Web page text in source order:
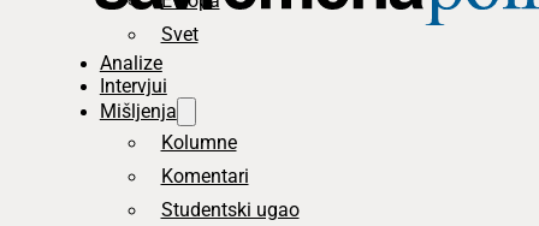
Svet
Analize
Intervjui
Mišljenja
Kolumne
Komentari
Studentski ugao